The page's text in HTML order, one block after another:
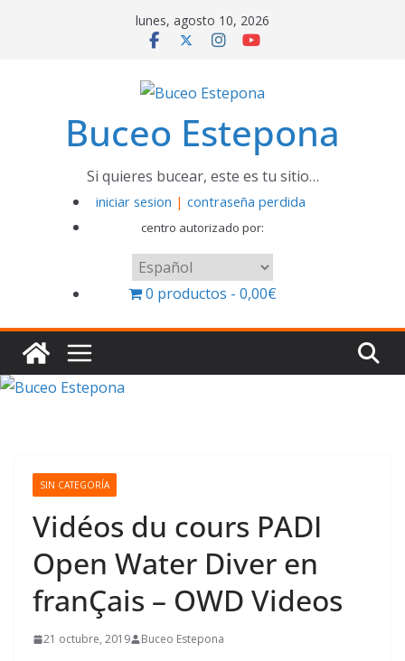
lunes, agosto 10, 2026
Buceo Estepona
Si quieres bucear, este es tu sitio…
iniciar sesion | contraseña perdida
centro autorizado por:
Elegir
un0 productos 0,00€
SIN CATEGORÍA
Vidéos du cours PADI
Open Water Diver en
franÇais – OWD Videos
21 octubre, 2019 Buceo Estepona